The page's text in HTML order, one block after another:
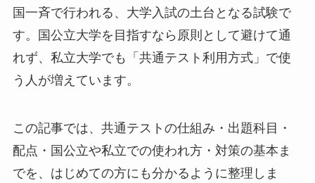
国一斉で行われる、大学入試の土台となる試験で
す。国公立大学を目指すなら原則として避けて通
れず、私立大学でも「共通テスト利用方式」で使
う人が増えています。
この記事では、共通テストの仕組み・出題科目・
配点・国公立や私立での使われ方・対策の基本ま
でを、はじめての方にも分かるように整理しま